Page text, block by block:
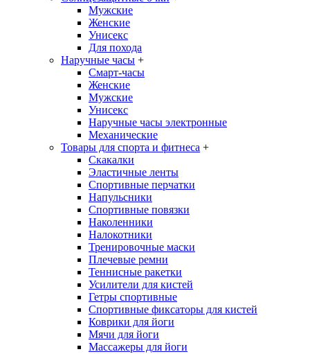
Мужские
Женские
Унисекс
Для похода
Наручные часы +
Смарт-часы
Женские
Мужские
Унисекс
Наручные часы электронные
Механические
Товары для спорта и фитнеса +
Скакалки
Эластичные ленты
Спортивные перчатки
Напульсники
Спортивные повязки
Наколенники
Налокотники
Тренировочные маски
Плечевые ремни
Теннисные ракетки
Усилители для кистей
Гетры спортивные
Спортивные фиксаторы для кистей
Коврики для йоги
Мячи для йоги
Массажеры для йоги